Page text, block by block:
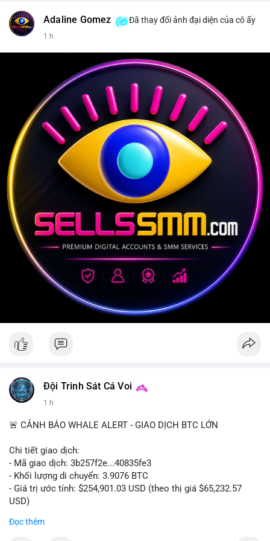
Adaline Gomez Đã thay đổi ảnh đại diện của cô ấy
1 h
Đội Trinh Sát Cá Voi
1 h
🚨 CẢNH BÁO WHALE ALERT - GIAO DỊCH BTC LỚN
Chi tiết giao dịch:
- Mã giao dịch: 3b257f2e...40835fe3
- Khối lượng di chuyển: 3.9076 BTC
- Giá trị ước tính: $254,901.03 USD (theo thị giá $65,232.57
USD)
Đọc thêm